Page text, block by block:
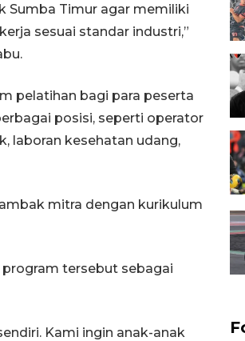
Sumba Timur agar memiliki
sesuai standar industri,”
pelatihan bagi para peserta
posisi, seperti operator
laboran kesehatan udang,
mitra dengan kurikulum
tersebut sebagai
Kami ingin anak-anak